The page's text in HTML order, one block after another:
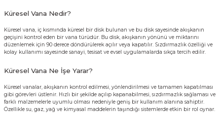
Küresel Vana Nedir?
Küresel vana, iç kısmında küresel bir disk bulunan ve bu disk sayesinde akışkanın
geçişini kontrol eden bir vana türüdür. Bu disk, akışkanın yönünü ve miktarını
düzenlemek için 90 derece döndürülerek açılır veya kapatılır. Sızdırmazlık özelliği ve
kolay kullanımı sayesinde sanayi, tesisat ve evsel uygulamalarda sıkça tercih edilir.
Küresel Vana Ne İşe Yarar?
Küresel vanalar, akışkanın kontrol edilmesi, yönlendirilmesi ve tamamen kapatılması
gibi görevleri üstlenir. Hızlı bir şekilde açılıp kapanabilmesi, sızdırmazlık sağlaması ve
farklı malzemelerle uyumlu olması nedeniyle geniş bir kullanım alanına sahiptir.
Özellikle su, gaz, yağ ve kimyasal maddelerin taşındığı sistemlerde etkin bir rol oynar.